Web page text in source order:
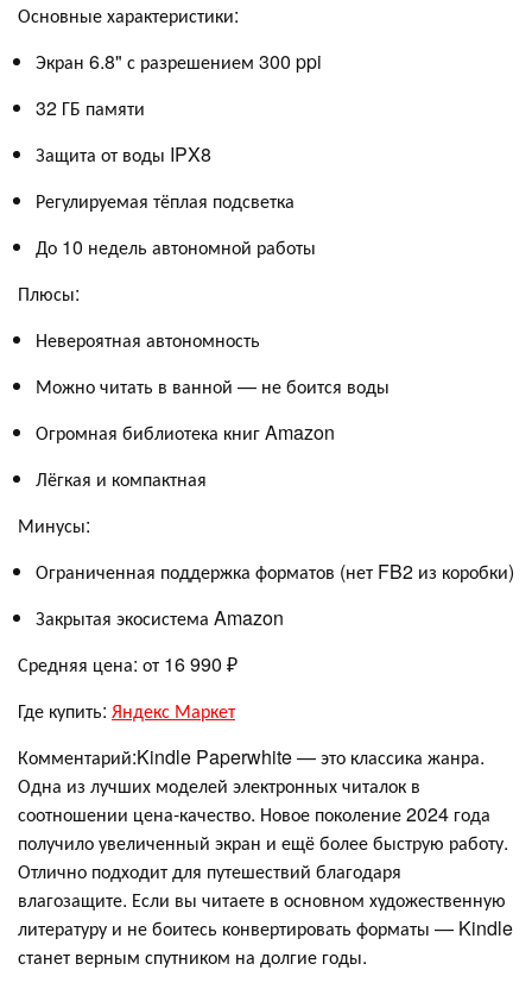
Основные характеристики:
Экран 6.8" с разрешением 300 ppi
32 ГБ памяти
Защита от воды IPX8
Регулируемая тёплая подсветка
До 10 недель автономной работы
Плюсы:
Невероятная автономность
Можно читать в ванной — не боится воды
Огромная библиотека книг Amazon
Лёгкая и компактная
Минусы:
Ограниченная поддержка форматов (нет FB2 из коробки)
Закрытая экосистема Amazon
Средняя цена: от 16 990 ₽
Где купить: Яндекс Маркет
Комментарий:Kindle Paperwhite — это классика жанра.
Одна из лучших моделей электронных читалок в
соотношении цена-качество. Новое поколение 2024 года
получило увеличенный экран и ещё более быструю работу.
Отлично подходит для путешествий благодаря
влагозащите. Если вы читаете в основном художественную
литературу и не боитесь конвертировать форматы — Kindle
станет верным спутником на долгие годы.